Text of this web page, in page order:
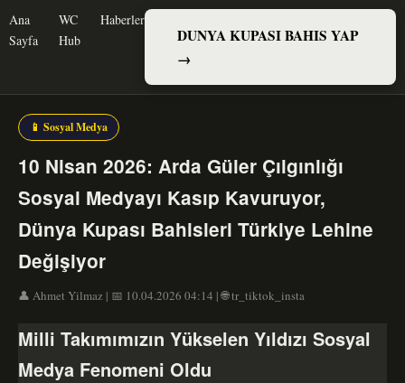
Ana
Sayfa
WC
Hub
Haberler
DUNYA KUPASI BAHIS YAP
→
📱 Sosyal Medya
10 Nisan 2026: Arda Güler Çılgınlığı
Sosyal Medyayı Kasıp Kavuruyor,
Dünya Kupası Bahisleri Türkiye Lehine
Değişiyor
👤 Ahmet Yilmaz | 📅 10.04.2026 04:14 | 🌐 tr_tiktok_insta
Milli Takımımızın Yükselen Yıldızı Sosyal
Medya Fenomeni Oldu